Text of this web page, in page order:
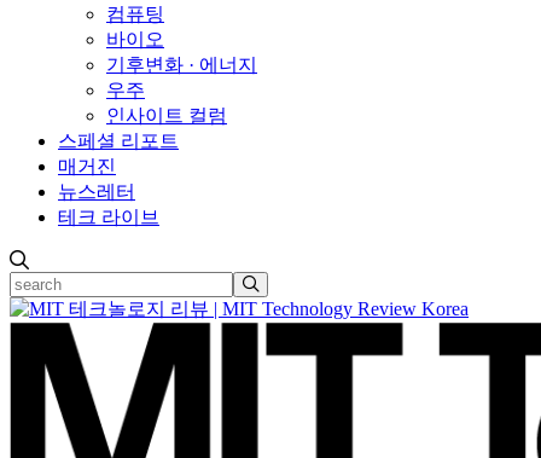
컴퓨팅
바이오
기후변화 · 에너지
우주
인사이트 컬럼
스페셜 리포트
매거진
뉴스레터
테크 라이브